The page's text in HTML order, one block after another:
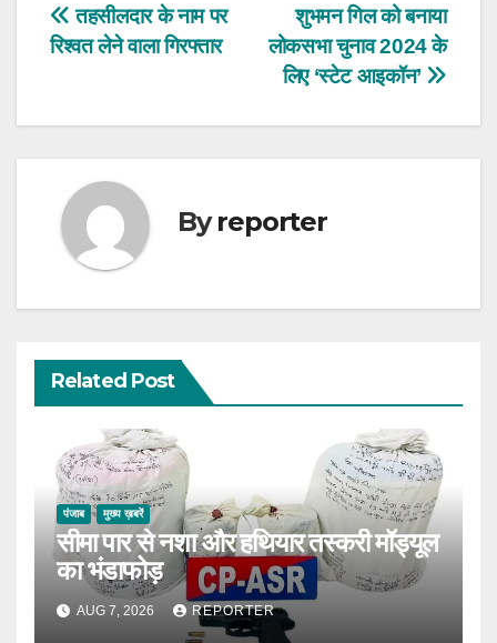
Post
navigation
शुभमन गिल को बनाया
लोकसभा चुनाव 2024 के
लिए ‘स्टेट आइकॉन’
तहसीलदार के नाम पर
रिश्वत लेने वाला गिरफ्तार
Byreporter
Related Post
पंजाब मुख्य ख़बरें
सीमा पार से नशा और हथियार तस्करी मॉड्यूल
का भंडाफोड़
AUG 7, 2026 REPORTER